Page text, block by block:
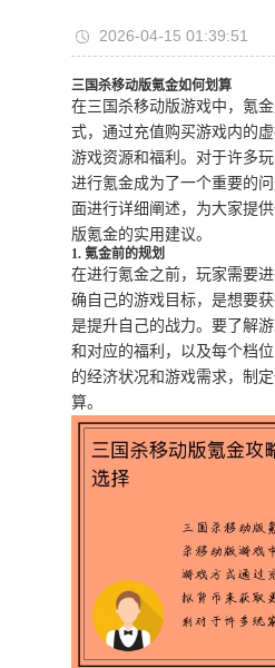
2026-04-15 01:39:51
三国杀移动版氪金如何划算
在三国杀移动版游戏中，氪
式，通过充值购买游戏内的
游戏资源和福利。对于许多
进行氪金成为了一个重要的
面进行详细阐述，为大家提
版氪金的实用建议。
1. 氪金前的规划
在进行氪金之前，玩家需要
确自己的游戏目标，是想要
是提升自己的战力。要了解
和对应的福利，以及每个档
的经济状况和游戏需求，制
算。